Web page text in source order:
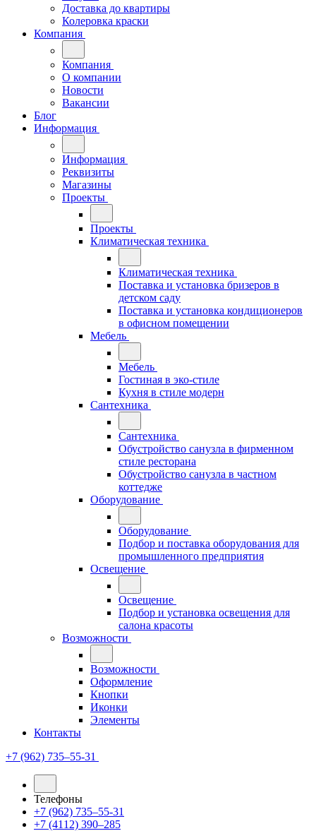
Доставка до квартиры
Колеровка краски
Компания
Компания
О компании
Новости
Вакансии
Блог
Информация
Информация
Реквизиты
Магазины
Проекты
Проекты
Климатическая техника
Климатическая техника
Поставка и установка бризеров в
детском саду
Поставка и установка кондиционеров
в офисном помещении
Мебель
Мебель
Гостиная в эко-стиле
Кухня в стиле модерн
Сантехника
Сантехника
Обустройство санузла в фирменном
стиле ресторана
Обустройство санузла в частном
коттедже
Оборудование
Оборудование
Подбор и поставка оборудования для
промышленного предприятия
Освещение
Освещение
Подбор и установка освещения для
салона красоты
Возможности
Возможности
Оформление
Кнопки
Иконки
Элементы
Контакты
+7 (962) 735‒55-31
Телефоны
+7 (962) 735‒55-31
+7 (4112) 390‒285